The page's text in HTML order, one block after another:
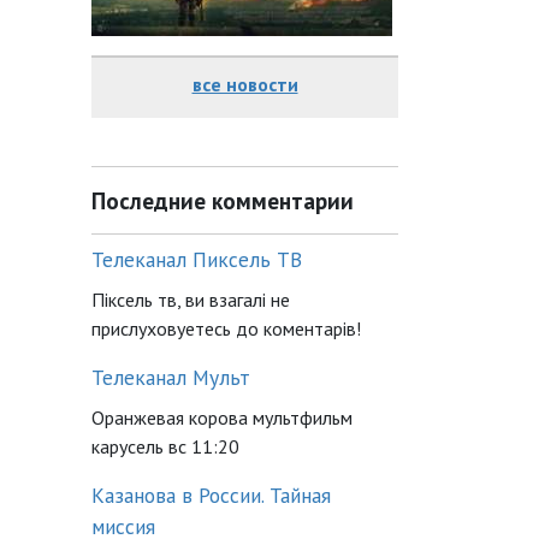
все новости
Последние комментарии
Телеканал Пиксель ТВ
Піксель тв, ви взагалі не
прислуховуетесь до коментарів!
Телеканал Мульт
Оранжевая корова мультфильм
карусель вс 11:20
Казанова в России. Тайная
миссия